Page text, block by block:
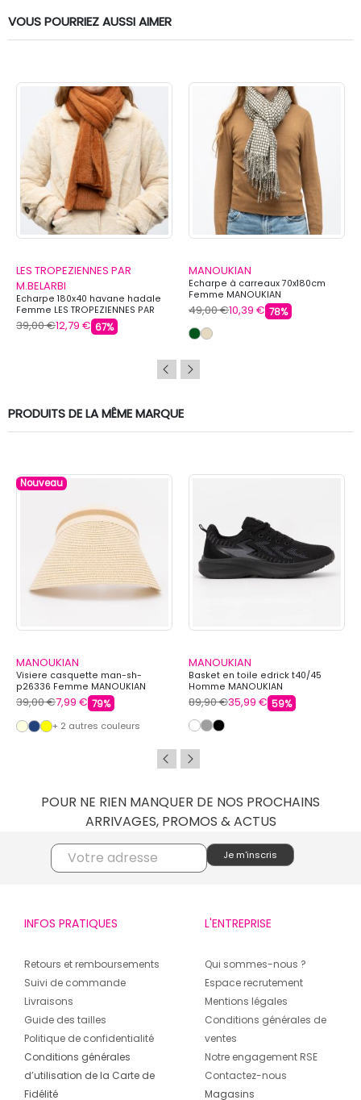
VOUS POURRIEZ AUSSI AIMER
LES TROPEZIENNES PAR
M.BELARBI
Echarpe 180x40 havane hadale
Femme LES TROPEZIENNES PAR
M.BELARBI
39,00 €12,79 € 67%
MANOUKIAN
Echarpe à carreaux 70x180cm
Femme MANOUKIAN
49,00 €10,39 € 78%
PRODUITS DE LA MÊME MARQUE
Nouveau
MANOUKIAN
Visiere casquette man-sh-
p26336 Femme MANOUKIAN
39,00 €7,99 € 79%
+ 2 autres couleurs
MANOUKIAN
Basket en toile edrick t40/45
Homme MANOUKIAN
89,90 €35,99 € 59%
POUR NE RIEN MANQUER DE NOS PROCHAINS
ARRIVAGES, PROMOS & ACTUS
INFOS PRATIQUES
Retours et remboursements
Suivi de commande
Livraisons
Guide des tailles
Politique de confidentialité
Conditions générales
d’utilisation de la Carte de
Fidélité
L'ENTREPRISE
Qui sommes-nous ?
Espace recrutement
Mentions légales
Conditions générales de
ventes
Notre engagement RSE
Contactez-nous
Magasins